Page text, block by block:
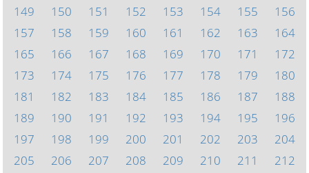
149
150 151 152 153 154 155
156
157
158 159 160 161 162 163
164
165
166 167 168 169 170 171
172
173
174 175 176 177 178 179
180
181
182 183 184 185 186 187
188
189
190 191 192 193 194 195
196
197
198 199 200 201 202 203
204
205
206 207 208 209 210 211
212